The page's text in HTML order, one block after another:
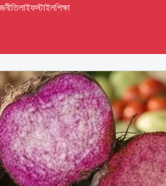
লাইফস্টাইলশিক্ষা